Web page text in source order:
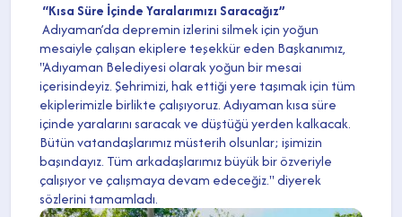
“Kısa Süre İçinde Yaralarımızı Saracağız”
Adıyaman’da depremin izlerini silmek için yoğun
mesaiyle çalışan ekiplere teşekkür eden Başkanımız,
"Adıyaman Belediyesi olarak yoğun bir mesai
içerisindeyiz. Şehrimizi, hak ettiği yere taşımak için tüm
ekiplerimizle birlikte çalışıyoruz. Adıyaman kısa süre
içinde yaralarını saracak ve düştüğü yerden kalkacak.
Bütün vatandaşlarımız müsterih olsunlar; işimizin
başındayız. Tüm arkadaşlarımız büyük bir özveriyle
çalışıyor ve çalışmaya devam edeceğiz." diyerek
sözlerini tamamladı.